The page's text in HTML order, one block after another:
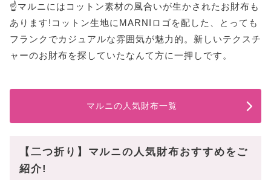
☝️マルニにはコットン素材の風合いが生かされたお財布も
あります!コットン生地にMARNIロゴを配した、とっても
フランクでカジュアルな雰囲気が魅力的。新しいテクスチ
ャーのお財布を探していたなんて方に一押しです。
マルニの人気財布一覧
【二つ折り】マルニの人気財布おすすめをご
紹介!